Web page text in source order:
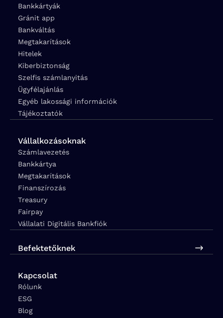
Bankkártyák
Gránit app
Bankváltás
Megtakarítások
Hitelek
Kiberbiztonság
Szelfis számlanyitás
Ügyfélajánlás
Egyéb lakossági információk
Tájékoztatók
Vállalkozásoknak
Számlavezetés
Bankkártya
Megtakarítások
Finanszírozás
Treasury
Fairpay
Vállalati Digitális Bankfiók
Befektetőknek
Kapcsolat
Rólunk
ESG
Blog